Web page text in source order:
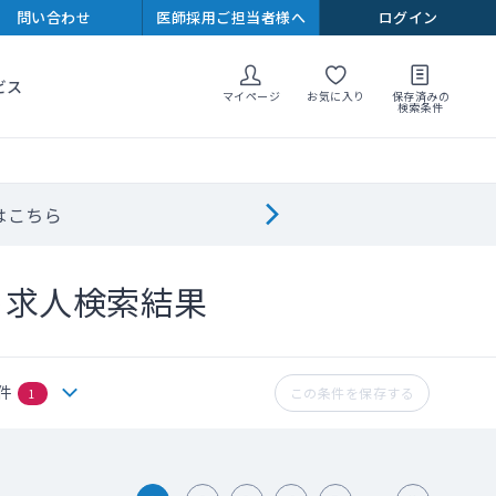
問い合わせ 医師採用ご担当者様へ ログイン
ス マイページ お気に入り 保存済みの
検索条件
ちら
人検索結果
1 この条件を保存する